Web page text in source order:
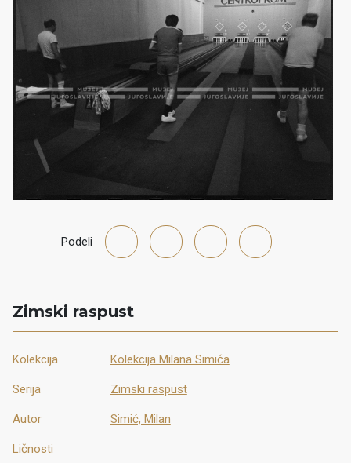
Podeli
Zimski raspust
Kolekcija Kolekcija Milana Simića
Serija Zimski raspust
Autor Simić, Milan
Ličnosti